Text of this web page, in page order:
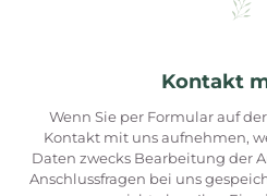
Kontakt
Wenn Sie per Formular auf
Kontakt mit uns aufnehmen,
Daten zwecks Bearbeitung der
Anschlussfragen bei uns